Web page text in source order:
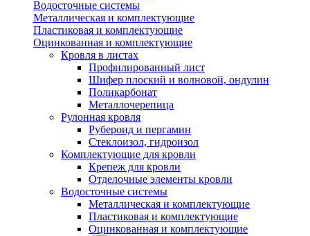
Водосточные системы
Металлическая и комплектующие
Пластиковая и комплектующие
Оцинкованная и комплектующие
Кровля в листах
Профилированный лист
Шифер плоский и волновой, ондулин
Поликарбонат
Металлочерепица
Рулонная кровля
Рубероид и пергамин
Стеклоизол, гидроизол
Комплектующие для кровли
Крепеж для кровли
Отделочные элементы кровли
Водосточные системы
Металлическая и комплектующие
Пластиковая и комплектующие
Оцинкованная и комплектующие